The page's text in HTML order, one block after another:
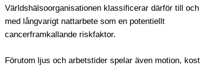
Världshälsoorganisationen klassificerar därför till och
med långvarigt nattarbete som en potentiellt
cancerframkallande riskfaktor.
Förutom ljus och arbetstider spelar även motion, kost